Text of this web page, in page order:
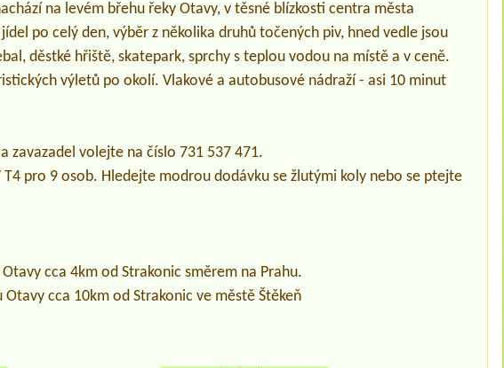
na levém břehu řeky Otavy, v těsné blízkosti centra města
po celý den, výběr z několika druhů točených piv, hned vedle jsou
děstké hřiště, skatepark, sprchy s teplou vodou na místě a v ceně.
výletů po okolí. Vlakové a autobusové nádraží - asi 10 minut
zavazadel volejte na číslo 731 537 471.
T4 pro 9 osob. Hledejte modrou dodávku se žlutými koly nebo se ptejte
Otavy cca 4km od Strakonic směrem na Prahu.
Otavy cca 10km od Strakonic ve městě Štěkeň